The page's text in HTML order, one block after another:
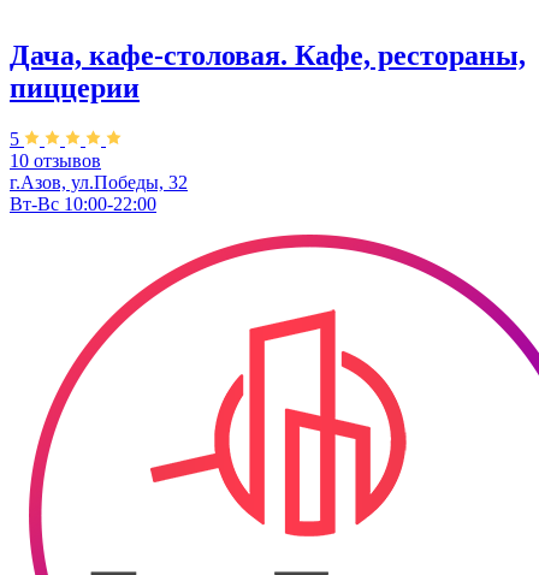
Дача, кафе-столовая. Кафе, рестораны,
пиццерии
5
10 отзывов
г.Азов, ул.Победы, 32
Вт-Вс 10:00-22:00